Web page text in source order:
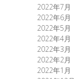
2022年7月
2022年6月
2022年5月
2022年4月
2022年3月
2022年2月
2022年1月